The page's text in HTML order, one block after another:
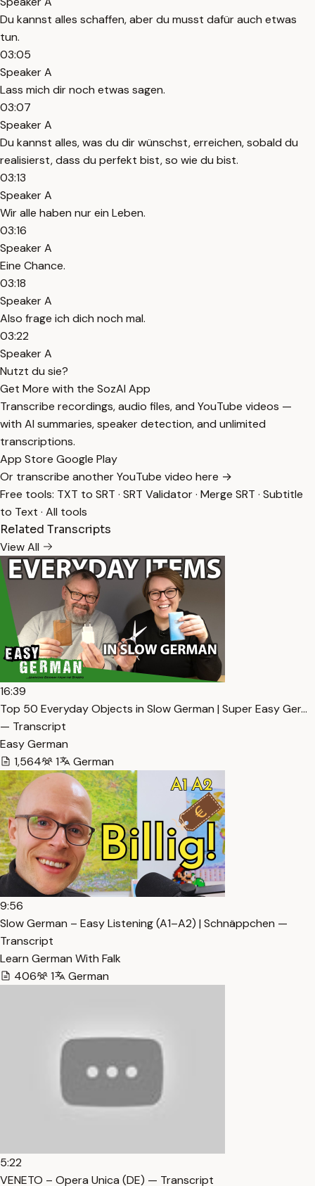
Du kannst alles schaffen, aber du musst dafür auch etwas
tun.
03:05
Speaker A
Lass mich dir noch etwas sagen.
03:07
Speaker A
Du kannst alles, was du dir wünschst, erreichen, sobald du
realisierst, dass du perfekt bist, so wie du bist.
03:13
Speaker A
Wir alle haben nur ein Leben.
03:16
Speaker A
Eine Chance.
03:18
Speaker A
Also frage ich dich noch mal.
03:22
Speaker A
Nutzt du sie?
Get More with the SozAI App
Transcribe recordings, audio files, and YouTube videos —
with AI summaries, speaker detection, and unlimited
transcriptions.
App Store Google Play
Or transcribe another YouTube video here →
Free tools: TXT to SRT · SRT Validator· Merge SRT · Subtitle
to Text · All tools
Related Transcripts
View All
16:39
Top 50 Everyday Objects in Slow German | Super Easy Ger…
— Transcript
Easy German
1,564
1 German
9:56
Slow German – Easy Listening (A1–A2) | Schnäppchen —
Transcript
Learn German With Falk
406
1 German
5:22
VENETO – Opera Unica (DE) — Transcript